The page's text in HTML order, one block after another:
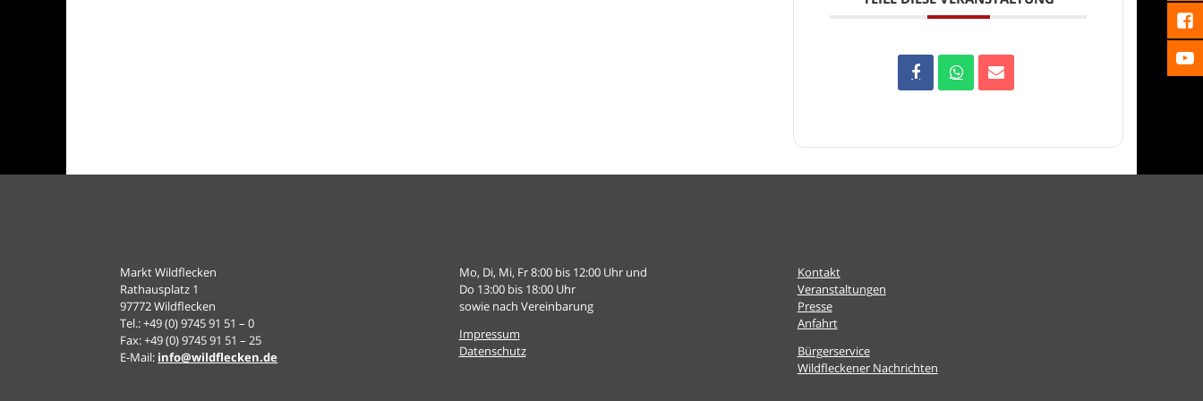
Markt Wildflecken
Rathausplatz 1
97772 Wildflecken
Tel.: +49 (0) 9745 91 51 – 0
Fax: +49 (0) 9745 91 51 – 25
E-Mail: info@wildflecken.de
Mo, Di, Mi, Fr 8:00 bis 12:00 Uhr und
Do 13:00 bis 18:00 Uhr
sowie nach Vereinbarung
Impressum
Datenschutz
Kontakt
Veranstaltungen
Presse
Anfahrt
Bürgerservice
Wildfleckener Nachrichten